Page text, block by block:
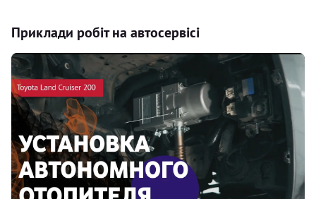
Приклади робіт на автосервісі